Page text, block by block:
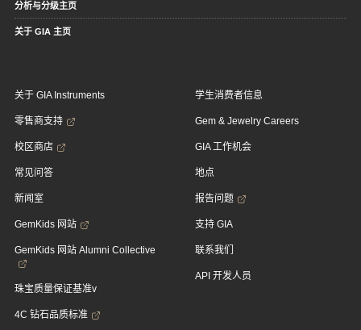
分析与分级主页
关于 GIA 主页
关于 GIA Instruments
零售商支持
校区商店
常见问答
新闻室
GemKids 网站
GemKids 网站 Alumni Collective
珠宝质量保证基准v
4C 钻石品质标准
学生消费者信息
Gem & Jewelry Careers
GIA 工作机会
地点
报告问题
支持 GIA
联系我们
API 开发人员